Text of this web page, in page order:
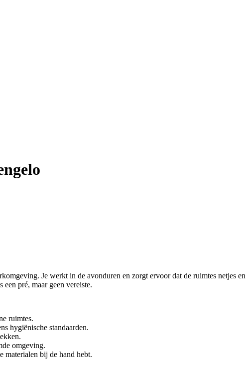
Je werkt in de avonduren en zorgt ervoor dat de ruimtes netjes
pré, maar geen vereiste.
ruimtes.
hygiënische standaarden.
omgeving.
materialen bij de hand hebt.